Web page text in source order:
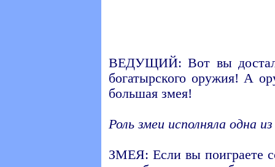
ВЕДУЩИЙ: Вот вы
богатырского оружия! А
большая змея!
Роль змеи исполняла одна
ЗМЕЯ: Если вы поиграете